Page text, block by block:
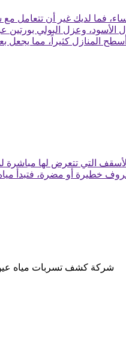
لديك غير أن تتعامل
وعزل البولي بورتين
المنازل كثيراً، مما
التي تتعرض لها
خطيرة أو مضرة، فتبدأ
شركة كشف تسربات مياه